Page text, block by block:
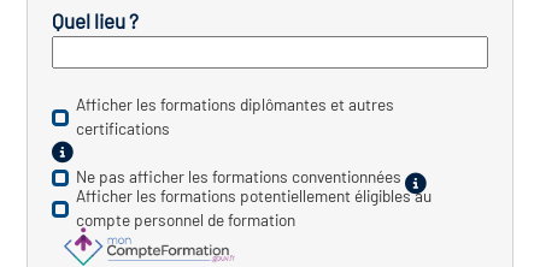
Quel lieu ?
Afficher les formations diplômantes et autres
certifications
Ne pas afficher les formations conventionnées
Afficher les formations potentiellement éligibles au
compte personnel de formation